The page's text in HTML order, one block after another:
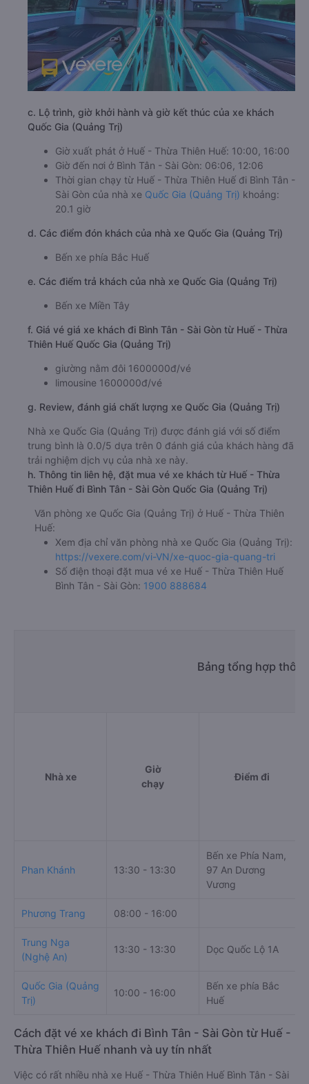
c. Lộ trình, giờ khởi hành và giờ kết thúc của xe khách
Quốc Gia (Quảng Trị)
Giờ xuất phát ở Huế - Thừa Thiên Huế: 10:00, 16:00
Giờ đến nơi ở Bình Tân - Sài Gòn: 06:06, 12:06
Thời gian chạy từ Huế - Thừa Thiên Huế đi Bình Tân -
Sài Gòn của nhà xe Quốc Gia (Quảng Trị) khoảng:
20.1 giờ
d. Các điểm đón khách của nhà xe Quốc Gia (Quảng Trị)
Bến xe phía Bắc Huế
e. Các điểm trả khách của nhà xe Quốc Gia (Quảng Trị)
Bến xe Miền Tây
f. Giá vé giá xe khách đi Bình Tân - Sài Gòn từ Huế - Thừa
Thiên Huế Quốc Gia (Quảng Trị)
giường nằm đôi 1600000đ/vé
limousine 1600000đ/vé
g. Review, đánh giá chất lượng xe Quốc Gia (Quảng Trị)
Nhà xe Quốc Gia (Quảng Trị) được đánh giá với số điểm
trung bình là 0.0/5 dựa trên 0 đánh giá của khách hàng đã
trải nghiệm dịch vụ của nhà xe này.
h. Thông tin liên hệ, đặt mua vé xe khách từ Huế - Thừa
Thiên Huế đi Bình Tân - Sài Gòn Quốc Gia (Quảng Trị)
Văn phòng xe Quốc Gia (Quảng Trị) ở Huế - Thừa Thiên
Huế:
Xem địa chỉ văn phòng nhà xe Quốc Gia (Quảng Trị):
https://vexere.com/vi-VN/xe-quoc-gia-quang-tri
Số điện thoại đặt mua vé xe Huế - Thừa Thiên Huế
Bình Tân - Sài Gòn: 1900 888684
Bảng tổng hợp
Nhà xe
Giờ
chạy
Điểm đi
Phan Khánh 13:30 - 13:30
Bến xe Phía Nam,
97 An Dương
Vương
Phương Trang 08:00 - 16:00
Trung Nga
(Nghệ An)
13:30 - 13:30 Dọc Quốc Lộ 1A
Quốc Gia (Quảng
Trị)
10:00 - 16:00
Bến xe phía Bắc
Huế
Cách đặt vé xe khách đi Bình Tân - Sài Gòn từ Huế -
Thừa Thiên Huế nhanh và uy tín nhất
Việc có rất nhiều nhà xe Huế - Thừa Thiên Huế Bình Tân - Sài